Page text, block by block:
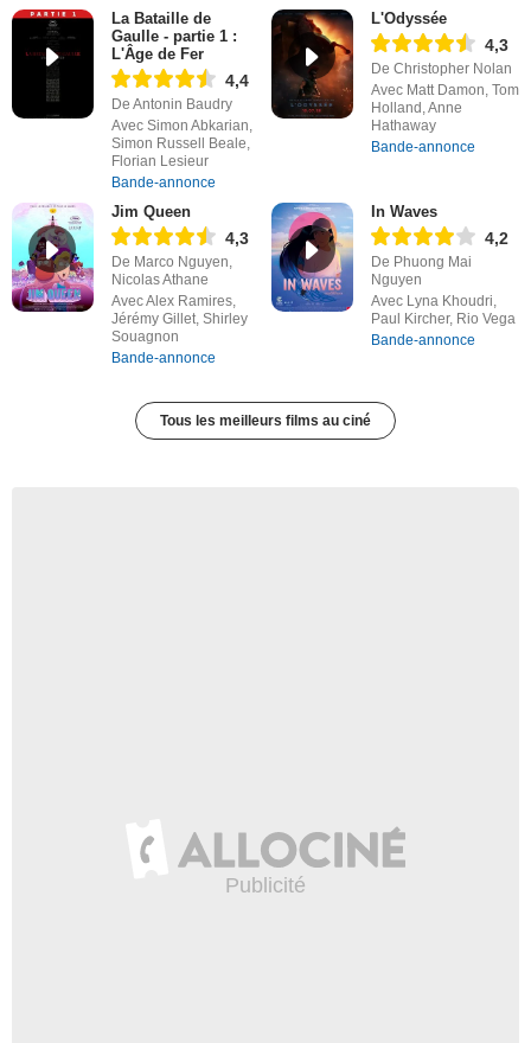
La Bataille de
Gaulle - partie 1 :
L'Âge de Fer
4,4
De Antonin Baudry
Avec Simon Abkarian,
Simon Russell Beale,
Florian Lesieur
Bande-annonce
L'Odyssée
4,3
De Christopher Nolan
Avec Matt Damon, Tom
Holland, Anne
Hathaway
Bande-annonce
Jim Queen
4,3
De Marco Nguyen,
Nicolas Athane
Avec Alex Ramires,
Jérémy Gillet, Shirley
Souagnon
Bande-annonce
In Waves
4,2
De Phuong Mai
Nguyen
Avec Lyna Khoudri,
Paul Kircher, Rio Vega
Bande-annonce
Tous les meilleurs films au ciné